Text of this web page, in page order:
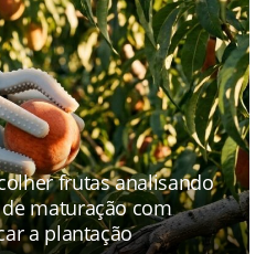
frutas analisando
maturação com
a plantação